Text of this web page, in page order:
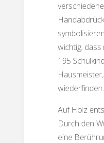
wichtig, dass
195
Auf Holz
Durch den
eine